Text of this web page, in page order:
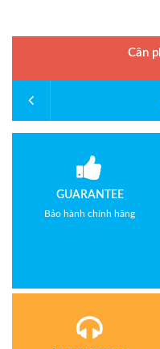
Cân
GUARANTEE
Bảo hành chính hãng